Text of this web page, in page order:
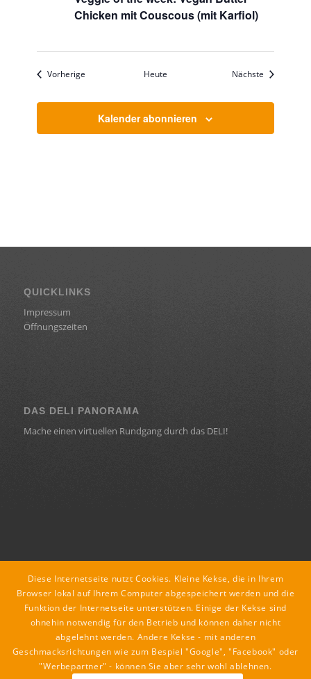
Chicken mit Couscous (mit Karfiol)
Vorherige VeranstaltungenHeute Nächste
Kalender abonnieren
QUICKLINKS
Impressum
Öffnungszeiten
DAS DELI PANORAMA
Mache einen virtuellen Rundgang durch das DELI!
deli ::: lounge : café : restaurant
Dorfstraße 18
8435 Leitring
tel +43 3452 89079
mail office@deli.co.at
Diese Internetseite nutzt Cookies. Kleine Kekse, die in Ihrem
Browser lokal auf Ihrem Computer abgespeichert werden und die
Funktion der Internetseite unterstützen. Einige der Kekse sind
ohnehin notwendig für den Betrieb und können daher nicht
abgelehnt werden. Andere Kekse - mit anderen
Geschmacksrichtungen wie zum Bespiel "Google", "Facebook" oder
"Werbepartner" - können Sie aber sehr wohl ablehnen.